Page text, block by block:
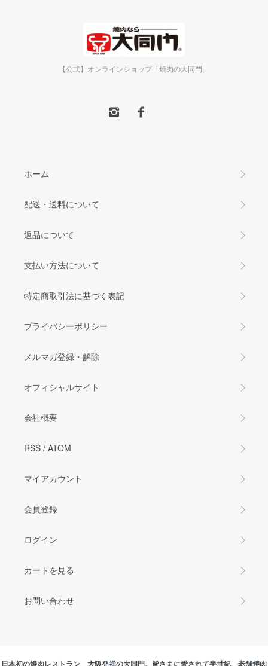
【公式】オンラインショップ「焼肉の大同門」
ホーム
配送・送料について
返品について
支払い方法について
特定商取引法に基づく表記
プライバシーポリシー
メルマガ登録・解除
オフィシャルサイト
会社概要
RSS / ATOM
マイアカウント
会員登録
ログイン
カートを見る
お問い合わせ
日本初の焼肉レストラン、大阪発祥の大同門。皆さまに愛されて半世紀、老舗焼肉